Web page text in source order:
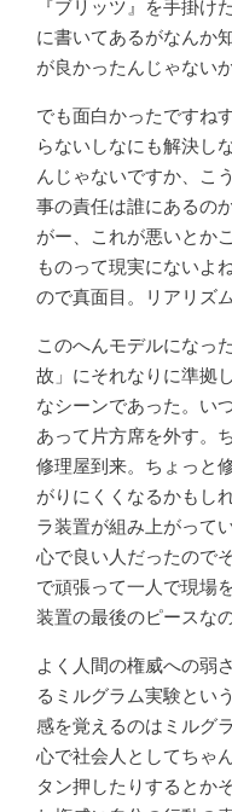
『ブリッツ』を手掛け
に書いてあるがなんか
が良かったんじゃない
でも面白かったですね
らないしなにも解決し
んじゃないですか、こ
事の責任は誰にあるの
がー、これが悪いとか
ものって現実にないよ
ので真面目。リアリズ
このへんモデルになっ
故」にそれなりに準拠
なシーンであった。い
あって片方席を外す。
修理屋到来。ちょっと
がりにくくなるかもし
ラ装置が組み上がって
心で良い人だったので
で頑張って一人で現場
装置の最後のピースな
よく人間の権威への弱
るミルグラム実験とい
感を覚えるのはミルグ
心で社会人としてちゃ
タン押したりするとか